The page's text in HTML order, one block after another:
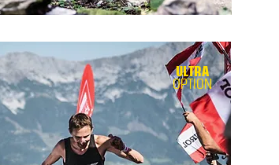
ULTRA
OPTION